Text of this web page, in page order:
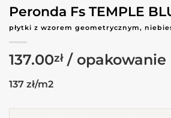
Peronda Fs TEMPLE
płytki z wzorem geometrycznym,
137.00zł
137 zł/m2